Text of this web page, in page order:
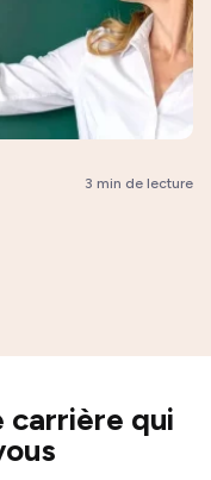
3 min de lecture
carrière qui